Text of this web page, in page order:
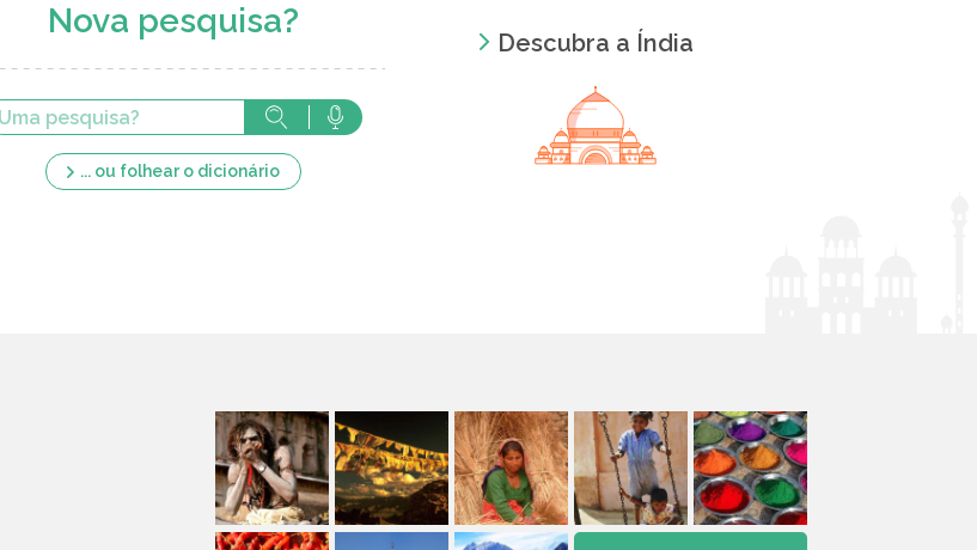
Nova pesquisa?
... ou folhear o dicionário
Descubra a Índia